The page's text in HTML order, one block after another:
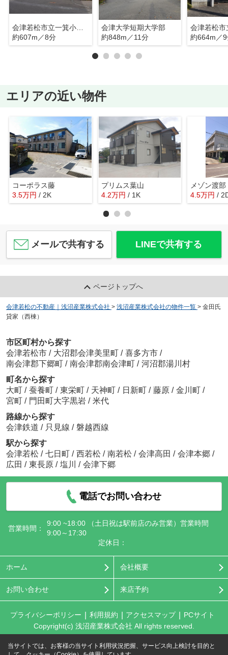
会津若松市立一箕小学校
約607m／8分
会津大学短期大学部
約848m／11分
約664m／
エリアの近い物件
コーポラス藤
3.5万円 / 2K
プリムス葉山
4.2万円 / 1K
メゾン渡
4.5万円 /
メールで共有する LINEで共有する
ページトップへ
会津若松の不動産｜浅沼産業株式会社 > 浅沼産業株式会社の物件一覧 > 金田氏
貸家（西棟）
市区町村から探す
会津若松市 / 大沼郡会津美里町 / 喜多方市 /
南会津郡下郷町 / 南会津郡南会津町 / 河沼郡湯川村
町名から探す
大町 / 蚕養町 / 東栄町 / 天神町 / 日新町 / 藤原 / 金川町 /
宮町 / 門田町大字黒岩 / 米代
路線から探す
会津鉄道 / 只見線 / 磐越西線
駅から探す
会津若松 / 七日町 / 西若松 / 南若松 / 会津高田 / 会津本郷 /
広田 / 東長原 / 塩川 / 会津下郷
電話でお問い合わせ
営業時間：
9:00 ~18:00 （土日祝は駅前店のみ営業）営業時間
9:00～17:30
定休日：
ホーム 会社概要
お問い合わせ 来店予約
プライバシーポリシー 利用規約 アクセスマップ
PCサイト
Copyright(c) 浅沼産業株式会社 All rights reserved.
当サイトでは、お客様の当サイト利用状況把握、サービス向上検討を目的と